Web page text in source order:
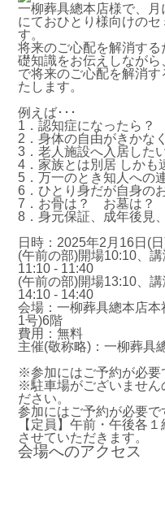
一柳葬具總本店様で、
にておひとり様向けの
す。
将来のご心配を解消す
礎知識をお伝えしながら
で将来のご心配を解消
たします。
例えば･･･
1．認知症になったら？
2．身体の自由がきかな
3．老人施設へ入居した
4．家族とは別居 しかも
5．万一のとき知人への
6．ひとり身だが自身の
7．お骨は？ お墓は？
8．身元保証、成年後見
日時：2025年2月16日(
(午前の部)開場10:10、
11:10 - 11:40
(午前の部)開場13:10、
14:10 - 14:40
会場：一柳葬具總本店
1号)6階
費用：無料
主催(敬称略)：一柳葬具
※参加にはご予約が必要
※駐車場がございません
ださい。
参加にはご予約が必要で
【定員】午前・午後各
させていただきます。
会場へのアクセス